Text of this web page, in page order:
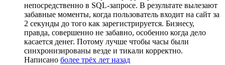
непосредственно в SQL-запросе. В результате вылезают
забавные моменты, когда пользователь входит на сайт за
2 секунды до того как зарегистрируется. Бизнесу,
правда, совершенно не забавно, особенно когда дело
касается денег. Потому лучше чтобы часы были
синхронизированы везде и тикали корректно.
Написано более трёх лет назад